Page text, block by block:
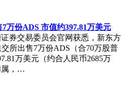
试、铆螺母密封胶性能要求、锂
代表在会上详细汇报了立项背
就标准制定的必要性、合理性和
格审查，从文本结构优化、技术
馈意见处理方式等环节提出具体
术细节争议，专家们通过充分讨
万份ADS 市值约397.81万美元
券交易委员会官网获悉，新东方
所出售7万份ADS（合70万股普
万美元（约合人民币2685万
属，…